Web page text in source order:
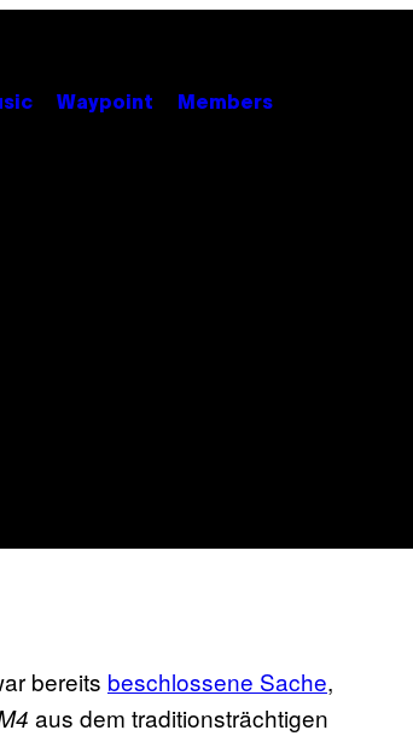
Waypoint Members
bereits beschlossene Sache​,
aus dem traditionsträchtigen